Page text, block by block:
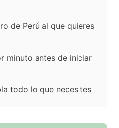
de Perú al que quieres
minuto antes de iniciar
todo lo que necesites